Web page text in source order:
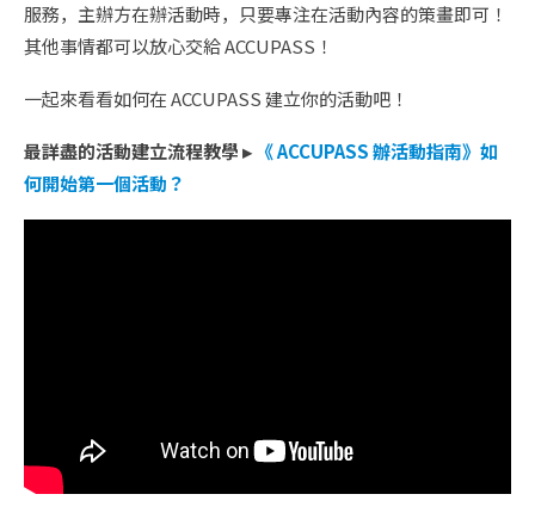
服務，主辦方在辦活動時，只要專注在活動內容的策畫即可！
其他事情都可以放心交給 ACCUPASS！
一起來看看如何在 ACCUPASS 建立你的活動吧！
最詳盡的活動建立流程教學 ▸ 《 ACCUPASS 辦活動指南》如
何開始第一個活動？